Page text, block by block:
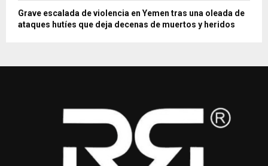
Grave escalada de violencia en Yemen tras una oleada de
ataques hutíes que deja decenas de muertos y heridos